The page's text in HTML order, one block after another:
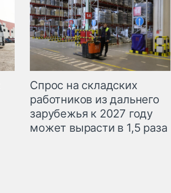
Спрос на складских
работников из дальнего
зарубежья к 2027 году
может вырасти в 1,5 раза